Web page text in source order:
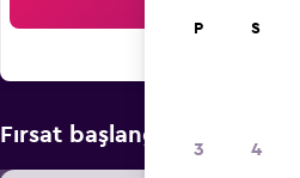
Fırsat başlangıç fiyatı
P S
3 4